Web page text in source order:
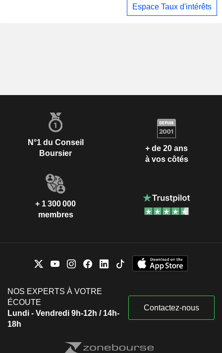
Espace Taux d'intérêts
N°1 du Conseil
Boursier
+ de 20 ans
à vos côtés
+ 1 300 000
membres
NOS EXPERTS À VOTRE
ÉCOUTE
Lundi - Vendredi 9h-12h / 14h-
18h
Contactez-nous